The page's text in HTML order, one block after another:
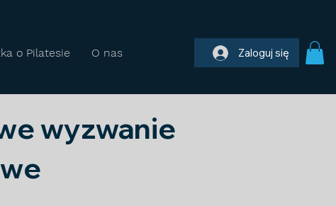
o Pilatesie O nas Zaloguj się
wyzwanie